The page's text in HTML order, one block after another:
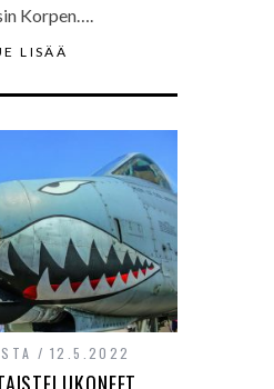
Korpen….
LISÄÄ
12.5.2022